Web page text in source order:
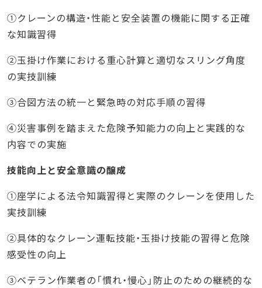
①クレーンの構造・性能と安全装置の機能に関する正確
な知識習得
②玉掛け作業における重心計算と適切なスリング角度
の実技訓練
③合図方法の統一と緊急時の対応手順の習得
④災害事例を踏まえた危険予知能力の向上と実践的な
内容での実施
技能向上と安全意識の醸成
①座学による法令知識習得と実際のクレーンを使用した
実技訓練
②具体的なクレーン運転技能・玉掛け技能の習得と危険
感受性の向上
③ベテラン作業者の「慣れ・慢心」防止のための継続的な